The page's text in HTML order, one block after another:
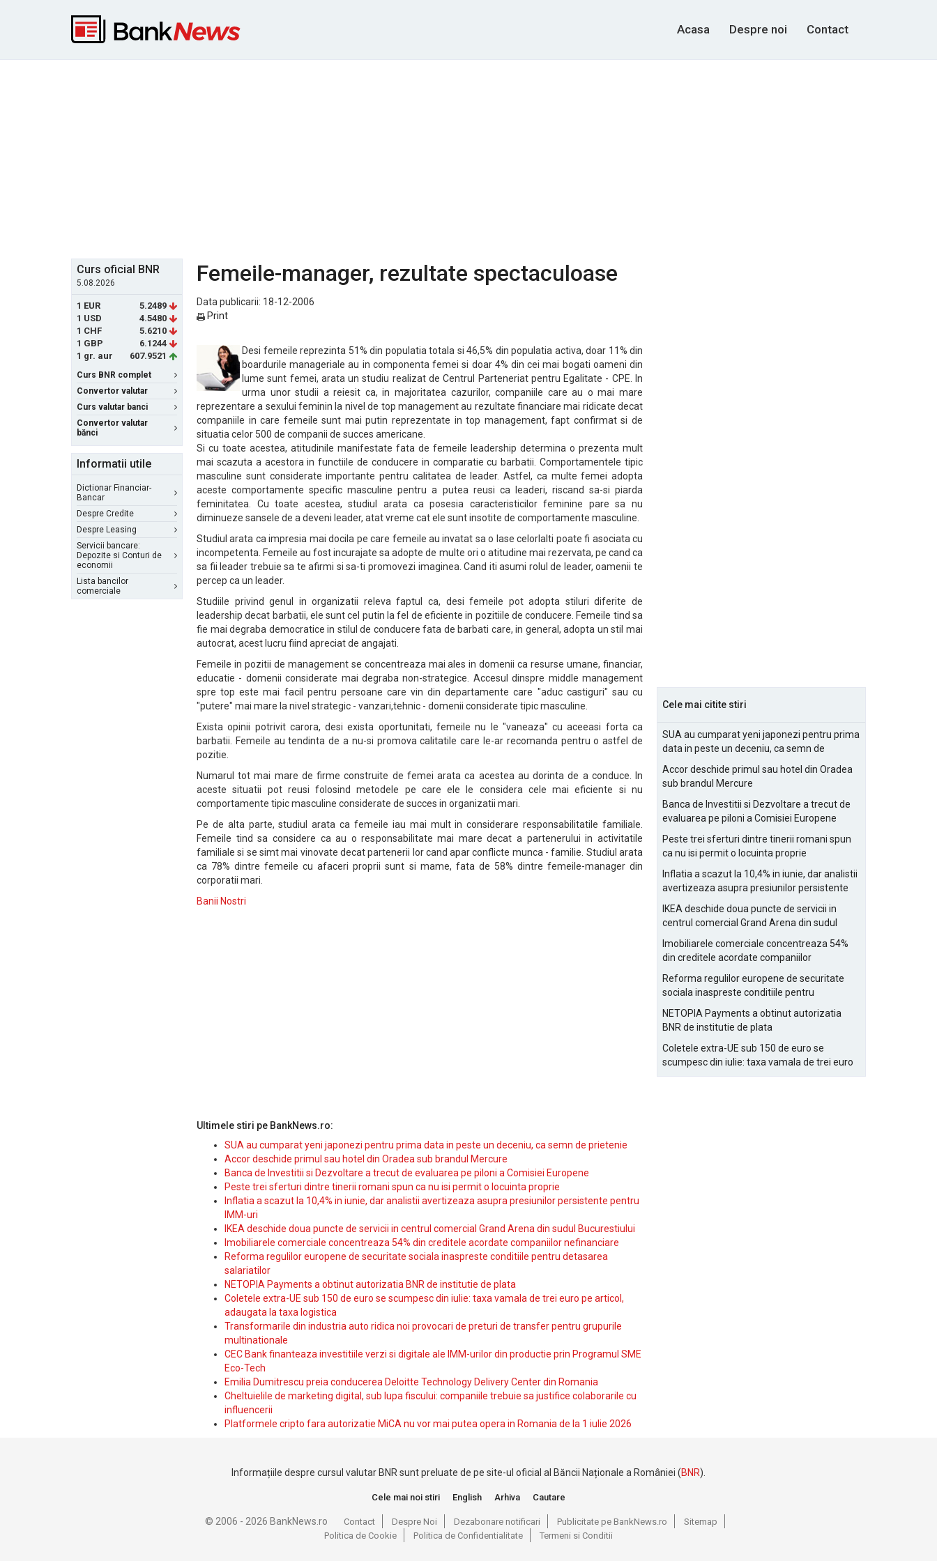
Acasa Despre noi Contact
Curs oficial BNR
5.08.2026
1 EUR
5.2489
1 USD
4.5480
1 CHF
5.6210
1 GBP
6.1244
1 gr. aur
607.9521
Curs BNR complet
Convertor valutar
Curs valutar banci
Convertor valutar
bănci
Informatii utile
Dictionar Financiar-
Bancar
Despre Credite
Despre Leasing
Servicii bancare:
Depozite si Conturi de
economii
Lista bancilor
comerciale
Femeile-manager, rezultate spectaculoase
Data publicarii: 18-12-2006
Print
Desi femeile reprezinta 51% din populatia totala si 46,5% din populatia activa, doar 11% din
boardurile manageriale au in componenta femei si doar 4% din cei mai bogati oameni din
lume sunt femei, arata un studiu realizat de Centrul Parteneriat pentru Egalitate - CPE. In
urma unor studii a reiesit ca, in majoritatea cazurilor, companiile care au o mai mare
reprezentare a sexului feminin la nivel de top management au rezultate financiare mai ridicate decat
companiile in care femeile sunt mai putin reprezentate in top management, fapt confirmat si de
situatia celor 500 de companii de succes americane.
Si cu toate acestea, atitudinile manifestate fata de femeile leadership determina o prezenta mult
mai scazuta a acestora in functiile de conducere in comparatie cu barbatii. Comportamentele tipic
masculine sunt considerate importante pentru calitatea de leader. Astfel, ca multe femei adopta
aceste comportamente specific masculine pentru a putea reusi ca leaderi, riscand sa-si piarda
feminitatea. Cu toate acestea, studiul arata ca posesia caracteristicilor feminine pare sa nu
diminueze sansele de a deveni leader, atat vreme cat ele sunt insotite de comportamente masculine.
Studiul arata ca impresia mai docila pe care femeile au invatat sa o lase celorlalti poate fi asociata cu
incompetenta. Femeile au fost incurajate sa adopte de multe ori o atitudine mai rezervata, pe cand ca
sa fii leader trebuie sa te afirmi si sa-ti promovezi imaginea. Cand iti asumi rolul de leader, oamenii te
percep ca un leader.
Studiile privind genul in organizatii releva faptul ca, desi femeile pot adopta stiluri diferite de
leadership decat barbatii, ele sunt cel putin la fel de eficiente in pozitiile de conducere. Femeile tind sa
fie mai degraba democratice in stilul de conducere fata de barbati care, in general, adopta un stil mai
autocrat, acest lucru fiind apreciat de angajati.
Femeile in pozitii de management se concentreaza mai ales in domenii ca resurse umane, financiar,
educatie - domenii considerate mai degraba non-strategice. Accesul dinspre middle management
spre top este mai facil pentru persoane care vin din departamente care "aduc castiguri" sau cu
"putere" mai mare la nivel strategic - vanzari,tehnic - domenii considerate tipic masculine.
Exista opinii potrivit carora, desi exista oportunitati, femeile nu le "vaneaza" cu aceeasi forta ca
barbatii. Femeile au tendinta de a nu-si promova calitatile care le-ar recomanda pentru o astfel de
pozitie.
Numarul tot mai mare de firme construite de femei arata ca acestea au dorinta de a conduce. In
aceste situatii pot reusi folosind metodele pe care ele le considera cele mai eficiente si nu
comportamente tipic masculine considerate de succes in organizatii mari.
Pe de alta parte, studiul arata ca femeile iau mai mult in considerare responsabilitatile familiale.
Femeile tind sa considere ca au o responsabilitate mai mare decat a partenerului in activitatile
familiale si se simt mai vinovate decat partenerii lor cand apar conflicte munca - familie. Studiul arata
ca 78% dintre femeile cu afaceri proprii sunt si mame, fata de 58% dintre femeile-manager din
corporatii mari.
Banii Nostri
Ultimele stiri pe BankNews.ro:
SUA au cumparat yeni japonezi pentru prima data in peste un deceniu, ca semn de prietenie
Accor deschide primul sau hotel din Oradea sub brandul Mercure
Banca de Investitii si Dezvoltare a trecut de evaluarea pe piloni a Comisiei Europene
Peste trei sferturi dintre tinerii romani spun ca nu isi permit o locuinta proprie
Inflatia a scazut la 10,4% in iunie, dar analistii avertizeaza asupra presiunilor persistente pentru
IMM-uri
IKEA deschide doua puncte de servicii in centrul comercial Grand Arena din sudul Bucurestiului
Imobiliarele comerciale concentreaza 54% din creditele acordate companiilor nefinanciare
Reforma regulilor europene de securitate sociala inaspreste conditiile pentru detasarea
salariatilor
NETOPIA Payments a obtinut autorizatia BNR de institutie de plata
Coletele extra-UE sub 150 de euro se scumpesc din iulie: taxa vamala de trei euro pe articol,
adaugata la taxa logistica
Transformarile din industria auto ridica noi provocari de preturi de transfer pentru grupurile
multinationale
CEC Bank finanteaza investitiile verzi si digitale ale IMM-urilor din productie prin Programul SME
Eco-Tech
Emilia Dumitrescu preia conducerea Deloitte Technology Delivery Center din Romania
Cheltuielile de marketing digital, sub lupa fiscului: companiile trebuie sa justifice colaborarile cu
influencerii
Platformele cripto fara autorizatie MiCA nu vor mai putea opera in Romania de la 1 iulie 2026
Cele mai citite stiri
SUA au cumparat yeni japonezi pentru prima
data in peste un deceniu, ca semn de
Accor deschide primul sau hotel din Oradea
sub brandul Mercure
Banca de Investitii si Dezvoltare a trecut de
evaluarea pe piloni a Comisiei Europene
Peste trei sferturi dintre tinerii romani spun
ca nu isi permit o locuinta proprie
Inflatia a scazut la 10,4% in iunie, dar analistii
avertizeaza asupra presiunilor persistente
IKEA deschide doua puncte de servicii in
centrul comercial Grand Arena din sudul
Imobiliarele comerciale concentreaza 54%
din creditele acordate companiilor
Reforma regulilor europene de securitate
sociala inaspreste conditiile pentru
NETOPIA Payments a obtinut autorizatia
BNR de institutie de plata
Coletele extra-UE sub 150 de euro se
scumpesc din iulie: taxa vamala de trei euro
pe articol, adaugata la taxa logistica
Informațiile despre cursul valutar BNR sunt preluate de pe site-ul oficial al Băncii Naționale a României (BNR).
Cele mai noi stiri English Arhiva Cautare
© 2006 - 2026 BankNews.ro Contact Despre Noi Dezabonare notificari Publicitate pe BankNews.ro
Sitemap
Politica de Cookie
Politica de Confidentialitate Termeni si Conditii